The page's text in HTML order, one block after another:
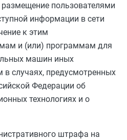
пользователями
информации в сети
к этим
и (или) программам для
машин иных
случаях, предусмотренных
Федерации об
технологиях и о
штрафа на